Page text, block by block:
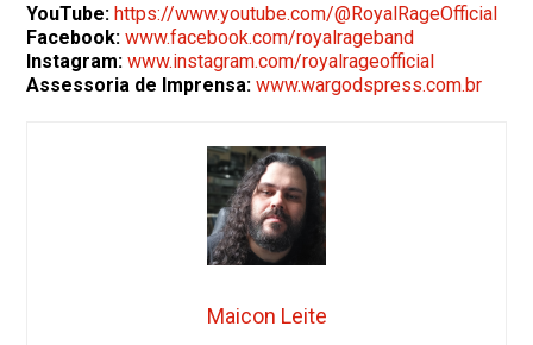
YouTube:https://www.youtube.com/@RoyalRageOfficial
Facebook:www.facebook.com/royalrageband
Instagram:www.instagram.com/royalrageofficial
Assessoria de Imprensa:www.wargodspress.com.br
Maicon Leite